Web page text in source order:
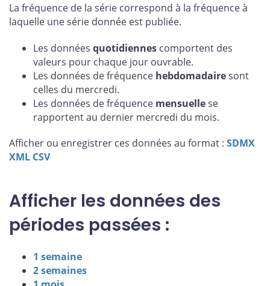
La fréquence de la série correspond à la fréquence à
laquelle une série donnée est publiée.
Les données quotidiennes comportent des
valeurs pour chaque jour ouvrable.
Les données de fréquence hebdomadairesont
celles du mercredi.
Les données de fréquence mensuellese
rapportent au dernier mercredi du mois.
Afficher ou enregistrer ces données au format : SDMX
XML CSV
Afficher les données des
périodes passées :
1 semaine
2 semaines